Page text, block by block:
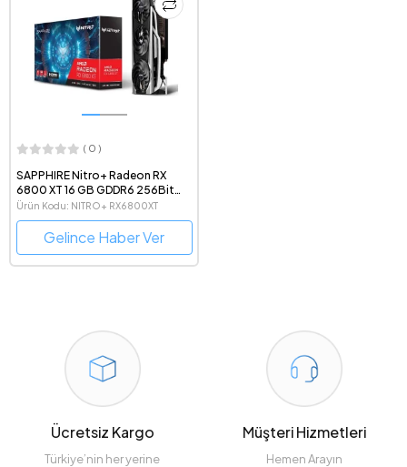
( 0 )
SAPPHIRE Nitro+ Radeon RX
6800 XT 16 GB GDDR6 256Bit
DX12 AMD Ekran Kartı
Ürün Kodu: NITRO+ RX6800XT
Gelince Haber Ver
Ücretsiz Kargo
Türkiye’nin her yerine
Müşteri Hizmetleri
Hemen Arayın